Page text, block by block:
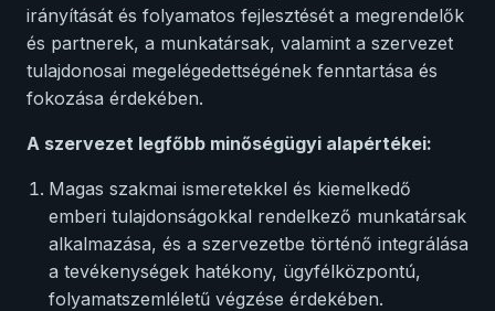
irányítását és folyamatos fejlesztését a megrendelők
és partnerek, a munkatársak, valamint a szervezet
tulajdonosai megelégedettségének fenntartása és
fokozása érdekében.
A szervezet legfőbb minőségügyi alapértékei:
Magas szakmai ismeretekkel és kiemelkedő
emberi tulajdonságokkal rendelkező munkatársak
alkalmazása, és a szervezetbe történő integrálása
a tevékenységek hatékony, ügyfélközpontú,
folyamatszemléletű végzése érdekében.